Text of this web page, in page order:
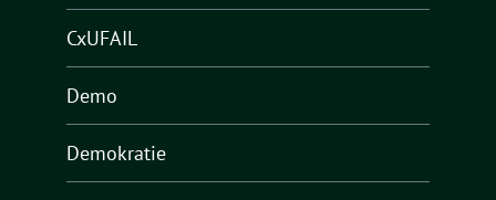
CxUFAIL
Demo
Demokratie